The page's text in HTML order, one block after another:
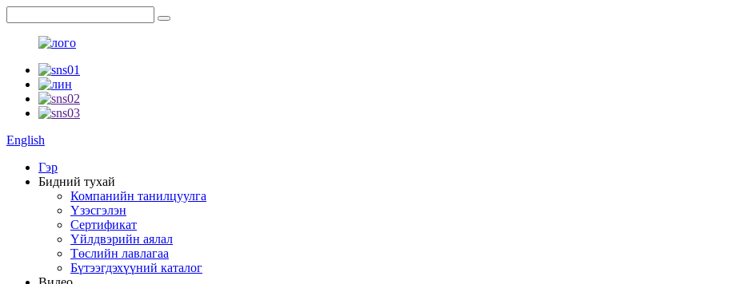
English
Гэр
Бидний тухай
Компанийн танилцуулга
Үзэсгэлэн
Сертификат
Үйлдвэрийн аялал
Төслийн лавлагаа
Бүтээгдэхүүний каталог